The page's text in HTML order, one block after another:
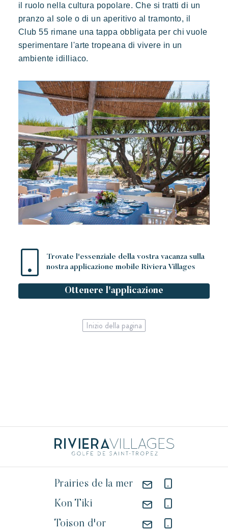
Elegante Autentico Riservato
Un paradiso selvaggio e colorato
Trovate l'essenziale della vostra vacanza sulla
nostra applicazione mobile Riviera Villages
Ottenere l'applicazione
il ruolo nella cultura popolare. Che si tratti di un
pranzo al sole o di un aperitivo al tramonto, il
Club 55 rimane una tappa obbligata per chi vuole
sperimentare l'arte tropeana di vivere in un
ambiente idilliaco.
Inizio della pagina
Prairies de la mer
Kon Tiki
Toison d'or